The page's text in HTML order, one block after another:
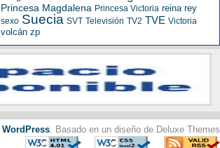
Princesa Magdalena Princesa Victoria reina rey
sexo Suecia SVT Televisión TV2 TVE Victoria
volcán zp
WordPress. Basado en un diseño de Deluxe Themes